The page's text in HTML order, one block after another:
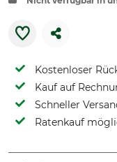
Kostenloser
Kauf auf
Schneller
Ratenkauf